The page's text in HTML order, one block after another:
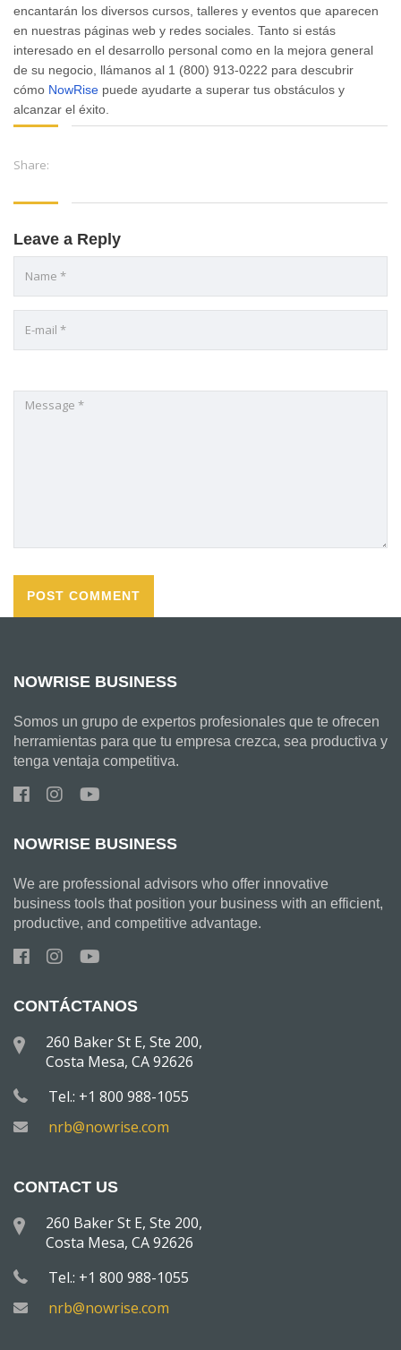
encantarán los diversos cursos, talleres y eventos que aparecen
en nuestras páginas web y redes sociales. Tanto si estás
interesado en el desarrollo personal como en la mejora general
de su negocio, llámanos al 1 (800) 913-0222 para descubrir
cómo NowRise puede ayudarte a superar tus obstáculos y
alcanzar el éxito.
Share:
Leave a Reply
NOWRISE BUSINESS
Somos un grupo de expertos profesionales que te ofrecen
herramientas para que tu empresa crezca, sea productiva y
tenga ventaja competitiva.
NOWRISE BUSINESS
We are professional advisors who offer innovative
business tools that position your business with an efficient,
productive, and competitive advantage.
CONTÁCTANOS
260 Baker St E, Ste 200,
Costa Mesa, CA 92626
Tel.: +1 800 988-1055
nrb@nowrise.com
CONTACT US
260 Baker St E, Ste 200,
Costa Mesa, CA 92626
Tel.: +1 800 988-1055
nrb@nowrise.com